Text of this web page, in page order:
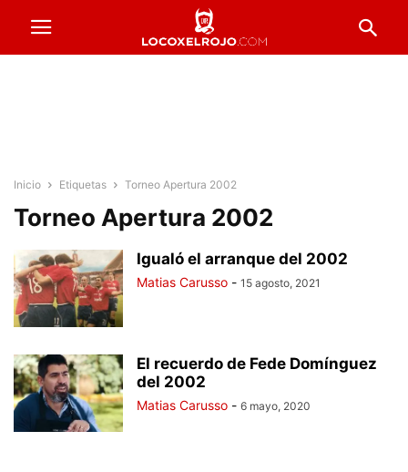
Inicio Etiquetas Torneo Apertura 2002
Torneo Apertura 2002
Igualó el arranque del 2002
Matias Carusso - 15 agosto, 2021
El recuerdo de Fede Domínguez
del 2002
Matias Carusso - 6 mayo, 2020